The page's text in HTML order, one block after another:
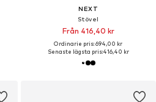
NEXT
Stövel
Från 416,40 kr
Ordinarie pris: 694,00 kr
Senaste lägsta pris:416,40 kr